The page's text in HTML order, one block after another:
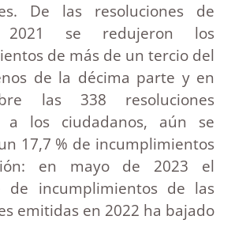
De las resoluciones de
se redujeron los
de más de un tercio del
de la décima parte y en
las 338 resoluciones
a los ciudadanos, aún se
17,7 % de incumplimientos
en mayo de 2023 el
de incumplimientos de las
emitidas en 2022 ha bajado